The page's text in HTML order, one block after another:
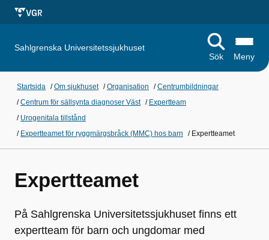
Sahlgrenska Universitetssjukhuset
Sök
Meny
Startsida /Om sjukhuset /Organisation /Centrumbildningar
/Centrum för sällsynta diagnoser Väst / Expertteam
/ Urogenitala tillstånd
/ Expertteamet för ryggmärgsbråck (MMC) hos barn / Expertteamet
Expertteamet
På Sahlgrenska Universitetssjukhuset finns ett
expertteam för barn och ungdomar med